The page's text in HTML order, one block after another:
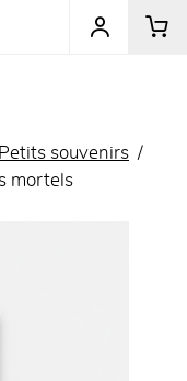
de musées
Petits souvenirs
mortels